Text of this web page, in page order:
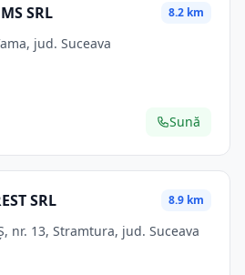
SRL 8.2 km
jud. Suceava
Sună
SRL 8.9 km
nr. 13, Stramtura, jud. Suceava